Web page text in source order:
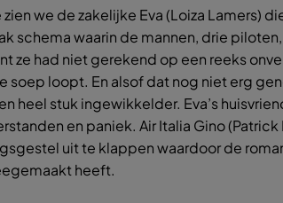
we de zakelijke Eva (Loiza Lamers)
schema waarin de mannen, drie
ze had niet gerekend op een reeks
soep loopt. En alsof dat nog niet erg
heel stuk ingewikkelder. Eva’s
en paniek. Air Italia Gino
uit te klappen waardoor de
heeft.